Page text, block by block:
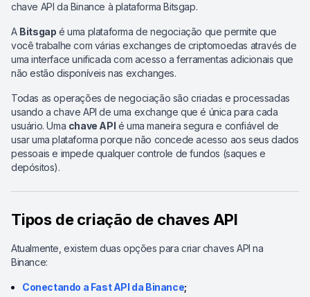
chave API da Binance à plataforma Bitsgap.
A Bitsgap é uma plataforma de negociação que permite que
você trabalhe com várias exchanges de criptomoedas através de
uma interface unificada com acesso a ferramentas adicionais que
não estão disponíveis nas exchanges.
Todas as operações de negociação são criadas e processadas
usando a chave API de uma exchange que é única para cada
usuário. Uma chave API é uma maneira segura e confiável de
usar uma plataforma porque não concede acesso aos seus dados
pessoais e impede qualquer controle de fundos (saques e
depósitos).
Tipos de criação de chaves API
Atualmente, existem duas opções para criar chaves API na
Binance:
Conectando a Fast API da Binance;